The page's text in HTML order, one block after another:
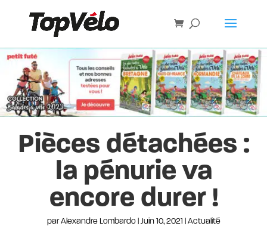
Pièces détachées :
la pénurie va
encore durer !
parAlexandre Lombardo| Juin 10, 2021 | Actualité